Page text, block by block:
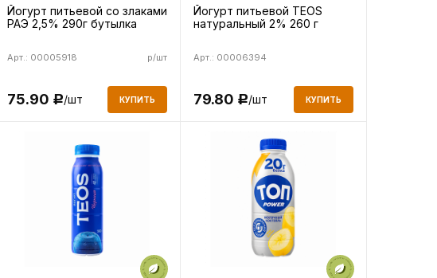
Йогурт питьевой со злаками
РАЭ 2,5% 290г бутылка
р/шт
Арт.: 00005918
75.90 Р/шт КУПИТЬ
Йогурт питьевой TEOS
натуральный 2% 260 г
Арт.: 00006394
79.80 Р/шт КУПИТЬ